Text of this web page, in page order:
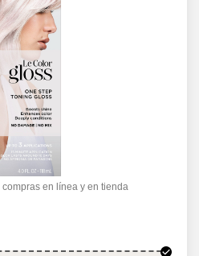
en línea y en tienda